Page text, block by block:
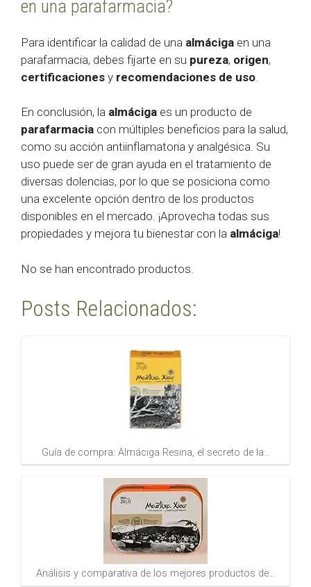
en una parafarmacia?
Para identificar la calidad de una almáciga en una
parafarmacia, debes fijarte en su pureza, origen,
certificaciones y recomendaciones de uso
En conclusión, la almáciga es un producto de
parafarmacia con múltiples beneficios para la salud,
como su acción antiinflamatoria y analgésica. Su
uso puede ser de gran ayuda en el tratamiento de
diversas dolencias, por lo que se posiciona como
una excelente opción dentro de los productos
disponibles en el mercado. ¡Aprovecha todas sus
propiedades y mejora tu bienestar con la almáciga!
No se han encontrado productos.
Posts Relacionados:
Guía de compra: Almáciga Resina, el secreto de la…
Análisis y comparativa de los mejores productos de…